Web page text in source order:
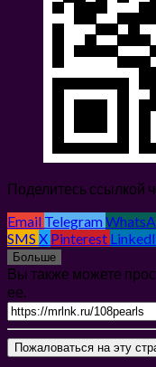
Поделитесь ссылкой
Email Telegram
SMS X Pinterest
Больше
Вы также можете
ее.
Пожаловаться на эту